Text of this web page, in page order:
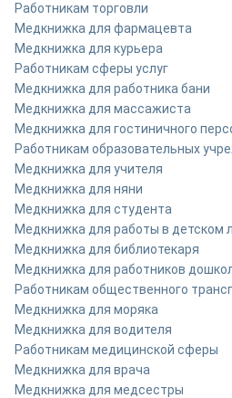
Работникам торговли
Медкнижка для фармацевта
Медкнижка для курьера
Работникам сферы услуг
Медкнижка для работника бани
Медкнижка для массажиста
Медкнижка для гостиничного
Работникам образовательных
Медкнижка для учителя
Медкнижка для няни
Медкнижка для студента
Медкнижка для работы в детском
Медкнижка для библиотекаря
Медкнижка для работников
Работникам общественного
Медкнижка для моряка
Медкнижка для водителя
Работникам медицинской сферы
Медкнижка для врача
Медкнижка для медсестры